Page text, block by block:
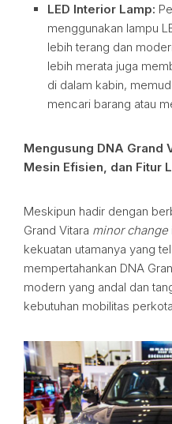
LED Interior Lamp:
menggunakan lampu
lebih terang dan
lebih merata juga
di dalam kabin,
mencari barang atau
Mengusung DNA Grand
Mesin Efisien, dan Fitur
Meskipun hadir dengan
Grand Vitara minor change
kekuatan utamanya yang
mempertahankan DNA
modern yang andal dan
kebutuhan mobilitas